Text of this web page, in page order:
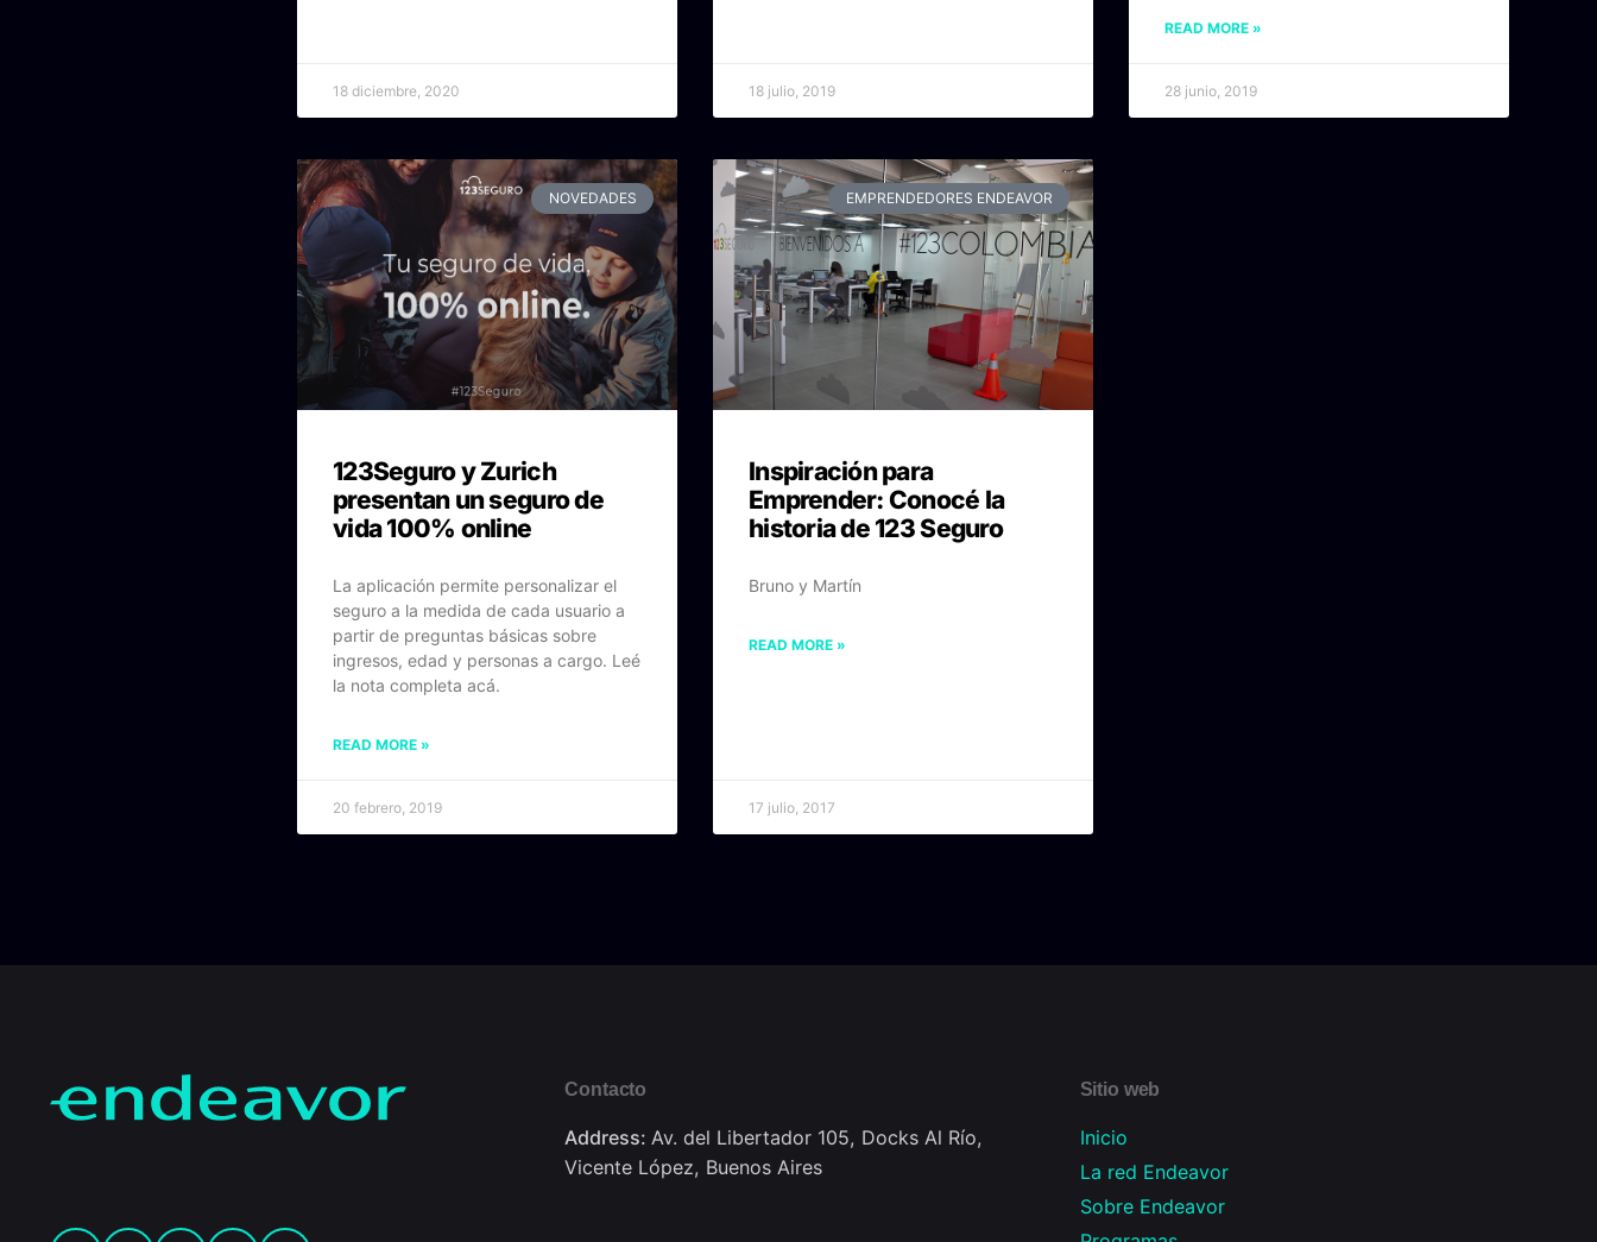
18 diciembre, 2020 18 julio, 2019
READ MORE »
28 junio, 2019
NOVEDADES
123Seguro y Zurich
presentan un seguro de
vida 100% online
La aplicación permite personalizar el
seguro a la medida de cada usuario a
partir de preguntas básicas sobre
ingresos, edad y personas a cargo. Leé
la nota completa acá.
READ MORE »
20 febrero, 2019
EMPRENDEDORES ENDEAVOR
Inspiración para
Emprender: Conocé la
historia de 123 Seguro
Bruno y Martín
READ MORE »
17 julio, 2017
Contacto
Address:Av. del Libertador 105, Docks Al Río,
Vicente López, Buenos Aires
Sitio web
Inicio
La red Endeavor
Sobre Endeavor